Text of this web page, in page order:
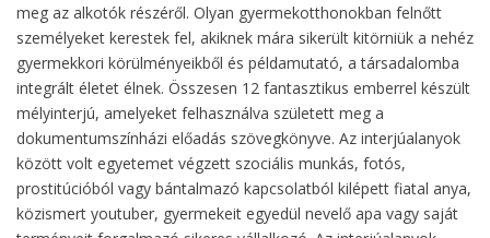
meg az alkotók részéről. Olyan gyermekotthonokban felnőtt
személyeket kerestek fel, akiknek mára sikerült kitörniük a nehéz
gyermekkori körülményeikből és példamutató, a társadalomba
integrált életet élnek. Összesen 12 fantasztikus emberrel készült
mélyinterjú, amelyeket felhasználva született meg a
dokumentumszínházi előadás szövegkönyve. Az interjúalanyok
között volt egyetemet végzett szociális munkás, fotós,
prostitúcióból vagy bántalmazó kapcsolatból kilépett fiatal anya,
közismert youtuber, gyermekeit egyedül nevelő apa vagy saját